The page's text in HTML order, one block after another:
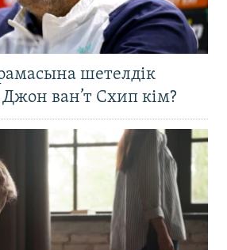
шетелдік
Джон ван’т Схип кім?